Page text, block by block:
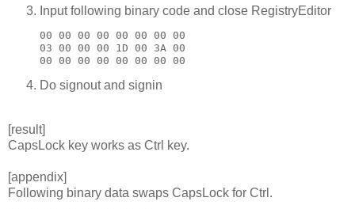
Input following binary code and close RegistryEditor
00 00 00 00 00 00 00 00
03 00 00 00 1D 00 3A 00
Do signout and signin
[result]
CapsLock key works as Ctrl key.
[appendix]
Following binary data swaps CapsLock for Ctrl.